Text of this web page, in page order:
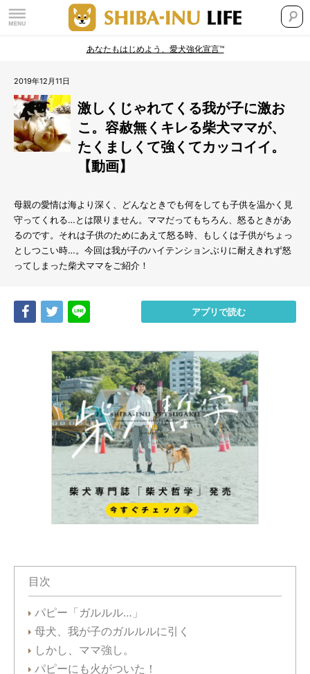
あなたもはじめよう、愛犬強化宣言™
2019年12月11日
激しくじゃれてくる我が子に激お
こ。容赦無くキレる柴犬ママが、
たくましくて強くてカッコイイ。
【動画】
母親の愛情は海より深く、どんなときでも何をしても子供を温かく見
守ってくれる…とは限りません。ママだってもちろん、怒るときがあ
るのです。それは子供のためにあえて怒る時、もしくは子供がちょっ
としつこい時…。今回は我が子のハイテンションぶりに耐えきれず怒
ってしまった柴犬ママをご紹介！
Share Tweet アプリで読む
目次
パピー「ガルルル…」
母犬、我が子のガルルルに引く
しかし、ママ強し。
パピーにも火がついた！